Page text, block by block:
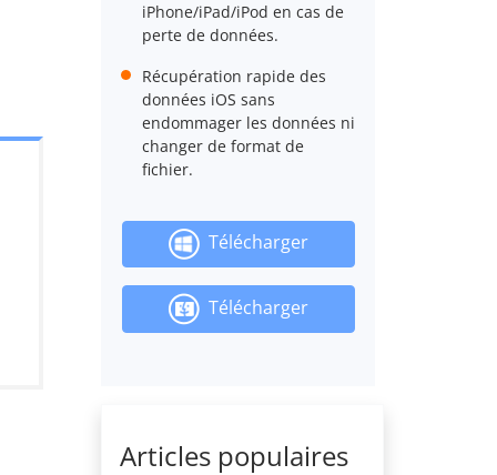
iPhone/iPad/iPod en cas de
perte de données.
Récupération rapide des
données iOS sans
endommager les données ni
changer de format de
fichier.
Télécharger
Télécharger
Articles populaires